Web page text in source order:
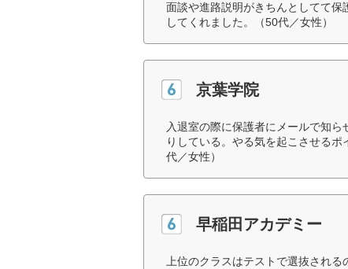
面談や進路説明がきちんとしてて
してくれました。（50代／女性）
京葉学院
入退室の際に保護者にメールで知
りしている。やる気を起こさせる
代／女性）
早稲田アカデミー
上位のクラスはテストで選抜され